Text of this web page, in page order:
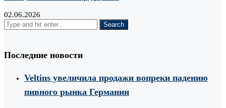
02.06.2026
Последние новости
Veltins увеличила продажи вопреки падению
пивного рынка Германии